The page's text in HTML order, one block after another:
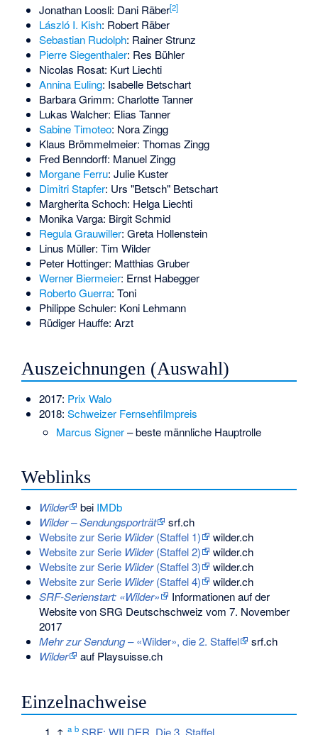
Jonathan Loosli: Dani Räber[2]
László I. Kish: Robert Räber
Sebastian Rudolph: Rainer Strunz
Pierre Siegenthaler: Res Bühler
Nicolas Rosat: Kurt Liechti
Annina Euling: Isabelle Betschart
Barbara Grimm: Charlotte Tanner
Lukas Walcher: Elias Tanner
Sabine Timoteo: Nora Zingg
Klaus Brömmelmeier: Thomas Zingg
Fred Benndorff: Manuel Zingg
Morgane Ferru: Julie Kuster
Dimitri Stapfer: Urs "Betsch" Betschart
Margherita Schoch: Helga Liechti
Monika Varga: Birgit Schmid
Regula Grauwiller: Greta Hollenstein
Linus Müller: Tim Wilder
Peter Hottinger: Matthias Gruber
Werner Biermeier: Ernst Habegger
Roberto Guerra: Toni
Philippe Schuler: Koni Lehmann
Rüdiger Hauffe: Arzt
Auszeichnungen (Auswahl)
2017: Prix Walo
2018: Schweizer Fernsehfilmpreis
Marcus Signer– beste männliche Hauptrolle
Weblinks
Wilder bei IMDb
Wilder – Sendungsporträt
srf.ch
Website zur Serie Wilder(Staffel 1)
wilder.ch
Website zur Serie Wilder(Staffel 2)
wilder.ch
Website zur Serie Wilder(Staffel 3)
wilder.ch
Website zur Serie Wilder(Staffel 4)
wilder.ch
SRF-Serienstart: «Wilder»
Informationen auf der
Website von SRG Deutschschweiz vom 7. November
2017
Mehr zur Sendung– «Wilder», die 2. Staffel
srf.ch
Wilder
auf Playsuisse.ch
Einzelnachweise
↑a b SRF: WILDER, Die 3. Staffel,